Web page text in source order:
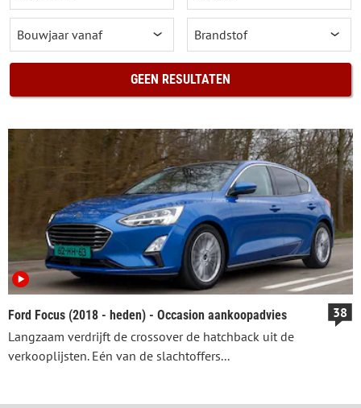
GEEN RESULTATEN
Ford Focus (2018 - heden) - Occasion aankoopadvies
38
Langzaam verdrijft de crossover de hatchback uit de
verkooplijsten. Eén van de slachtoffers...